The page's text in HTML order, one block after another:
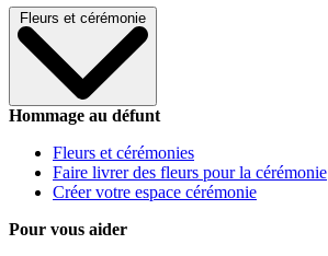
Fleurs et cérémonie
Hommage au défunt
Fleurs et cérémonies
Faire livrer des fleurs pour la cérémonie
Créer votre espace cérémonie
Pour vous aider